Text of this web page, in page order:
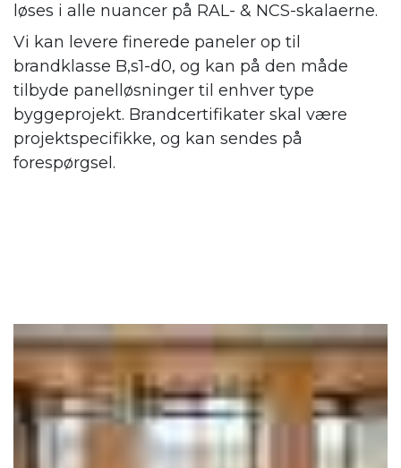
løses i alle nuancer på RAL- & NCS-skalaerne.
Vi kan levere finerede paneler op til
brandklasse B,s1-d0, og kan på den måde
tilbyde panelløsninger til enhver type
byggeprojekt. Brandcertifikater skal være
projektspecifikke, og kan sendes på
forespørgsel.